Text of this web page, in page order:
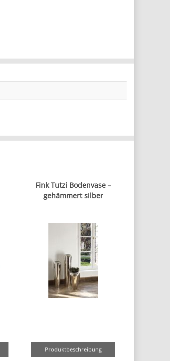
Fink Tutzi Bodenvase –
gehämmert silber
Produktbeschreibung